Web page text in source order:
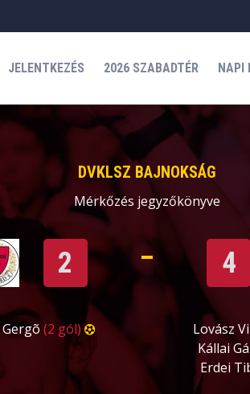
JELENTKEZÉS 2026 SZABADTÉR NAPI
DVKLSZ BAJNOKSÁG
Mérkőzés jegyzőkönyve
2 4
(2 gól) Lovász
Kállai
Erdei